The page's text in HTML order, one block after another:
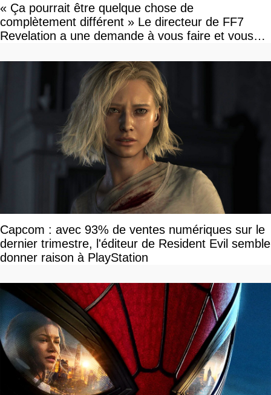
« Ça pourrait être quelque chose de
complètement différent » Le directeur de FF7
Revelation a une demande à vous faire et vous
Capcom : avec 93% de ventes numériques sur le
dernier trimestre, l'éditeur de Resident Evil semble
donner raison à PlayStation